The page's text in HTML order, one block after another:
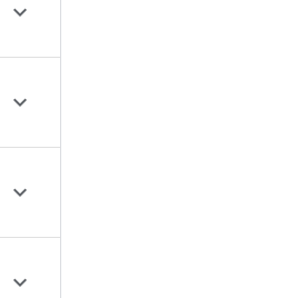



